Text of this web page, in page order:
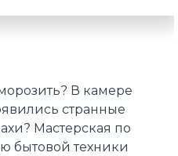
В камере
странные
Мастерская по
бытовой техники